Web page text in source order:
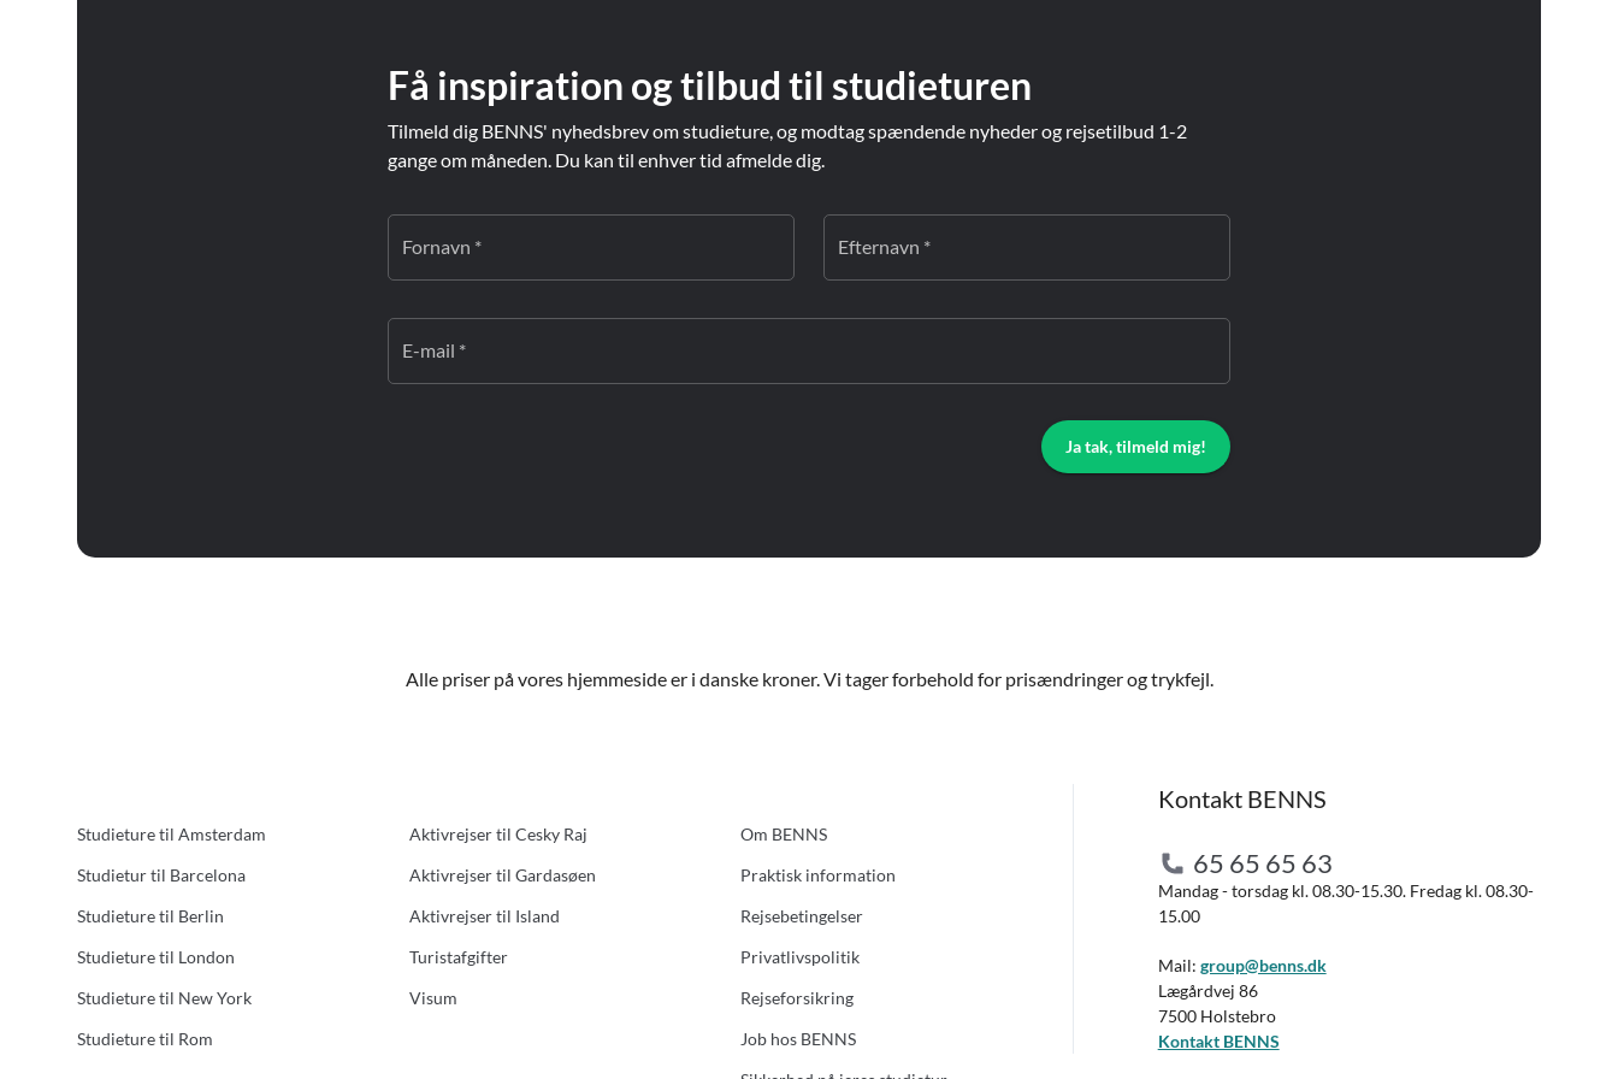
Få inspiration og tilbud til studieturen
Tilmeld dig BENNS' nyhedsbrev om studieture, og modtag spændende nyheder og rejsetilbud 1-2
gange om måneden. Du kan til enhver tid afmelde dig.
Fornavn * Efternavn *
E-mail *
Ja tak, tilmeld mig!
Alle priser på vores hjemmeside er i danske kroner. Vi tager forbehold for prisændringer og trykfejl.
Studieture til Amsterdam
Studietur til Barcelona
Studieture til Berlin
Studieture til London
Studieture til New York
Studieture til Rom
Aktivrejser til Cesky Raj
Aktivrejser til Gardasøen
Aktivrejser til Island
Turistafgifter
Visum
Om BENNS
Praktisk information
Rejsebetingelser
Privatlivspolitik
Rejseforsikring
Job hos BENNS
Kontakt BENNS
65 65 65 63
Mandag - torsdag kl. 08.30-15.30. Fredag kl. 08.30-
15.00
Mail: group@benns.dk
Lægårdvej 86
7500 Holstebro
Kontakt BENNS